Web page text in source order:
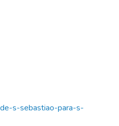
s-sebastiao-para-s-